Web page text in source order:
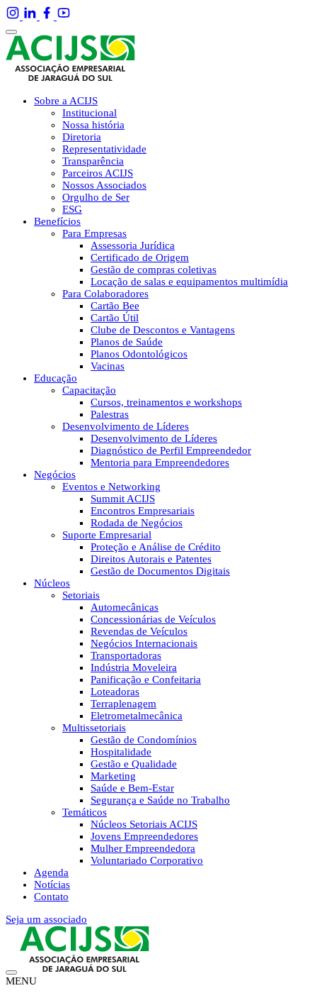
Sobre a ACIJS
Institucional
Nossa história
Diretoria
Representatividade
Transparência
Parceiros ACIJS
Nossos Associados
Orgulho de Ser
ESG
Benefícios
Para Empresas
Assessoria Jurídica
Certificado de Origem
Gestão de compras coletivas
Locação de salas e equipamentos multimídia
Para Colaboradores
Cartão Bee
Cartão Útil
Clube de Descontos e Vantagens
Planos de Saúde
Planos Odontológicos
Vacinas
Educação
Capacitação
Cursos, treinamentos e workshops
Palestras
Desenvolvimento de Líderes
Desenvolvimento de Líderes
Diagnóstico de Perfil Empreendedor
Mentoria para Empreendedores
Negócios
Eventos e Networking
Summit ACIJS
Encontros Empresariais
Rodada de Negócios
Suporte Empresarial
Proteção e Análise de Crédito
Direitos Autorais e Patentes
Gestão de Documentos Digitais
Núcleos
Setoriais
Automecânicas
Concessionárias de Veículos
Revendas de Veículos
Negócios Internacionais
Transportadoras
Indústria Moveleira
Panificação e Confeitaria
Loteadoras
Terraplenagem
Eletrometalmecânica
Multissetoriais
Gestão de Condomínios
Hospitalidade
Gestão e Qualidade
Marketing
Saúde e Bem-Estar
Segurança e Saúde no Trabalho
Temáticos
Núcleos Setoriais ACIJS
Jovens Empreendedores
Mulher Empreendedora
Voluntariado Corporativo
Agenda
Notícias
Contato
Seja um associado
MENU